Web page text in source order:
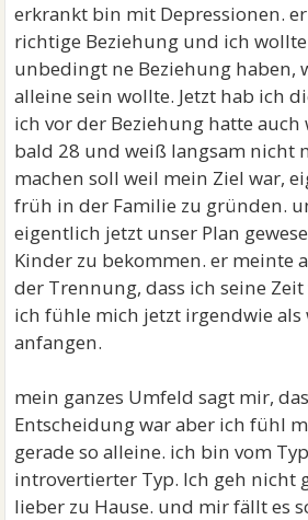
erkrankt bin mit Depressionen.
richtige Beziehung und ich
unbedingt ne Beziehung haben,
alleine sein wollte. Jetzt hab ich
ich vor der Beziehung hatte
bald 28 und weiß langsam nicht
machen soll weil mein Ziel war,
früh in der Familie zu gründen.
eigentlich jetzt unser Plan
Kinder zu bekommen. er meinte
der Trennung, dass ich seine
ich fühle mich jetzt irgendwie
anfangen.
mein ganzes Umfeld sagt mir,
Entscheidung war aber ich fühl
gerade so alleine. ich bin vom
introvertierter Typ. Ich geh nicht
lieber zu Hause. und mir fällt es